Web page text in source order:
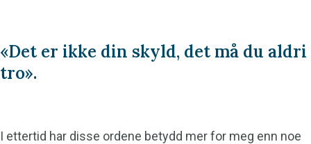
«Det er ikke din skyld, det må du aldri
tro».
I ettertid har disse ordene betydd mer for meg enn noe